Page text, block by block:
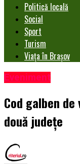
Politică locală
Social
Sport
Turism
Viața în Brașov
Eveniment
Cod galben
două judeţe